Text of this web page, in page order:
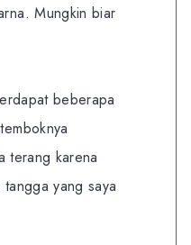
Mungkin biar
beberapa
terang karena
yang saya